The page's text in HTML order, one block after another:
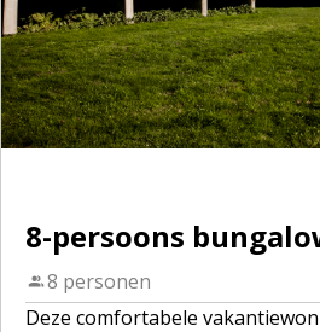
8-persoons
8 personen
Deze comfortabele